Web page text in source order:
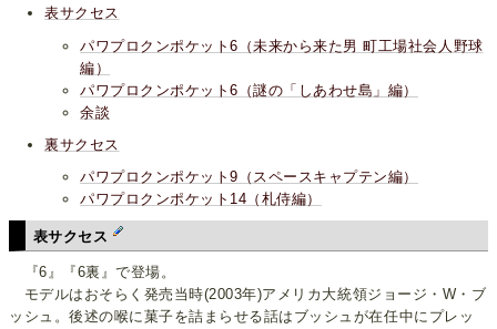
表サクセス
パワプロクンポケット6（未来から来た男 町工場社会人野球
編）
パワプロクンポケット6（謎の「しあわせ島」編）
余談
裏サクセス
パワプロクンポケット9（スペースキャプテン編）
パワプロクンポケット14（札侍編）
表サクセス
『6』『6裏』で登場。
モデルはおそらく発売当時(2003年)アメリカ大統領ジョージ・W・ブ
ッシュ。後述の喉に菓子を詰まらせる話はブッシュが在任中にプレッ